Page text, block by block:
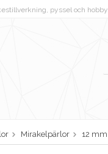
pyssel och hobby
Mirakelpärlor 12 mm